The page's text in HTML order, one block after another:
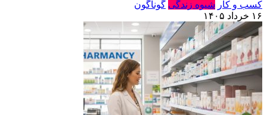
کسب و کار شیوه زندگی گوناگون
۱۶ خرداد ۱۴۰۵